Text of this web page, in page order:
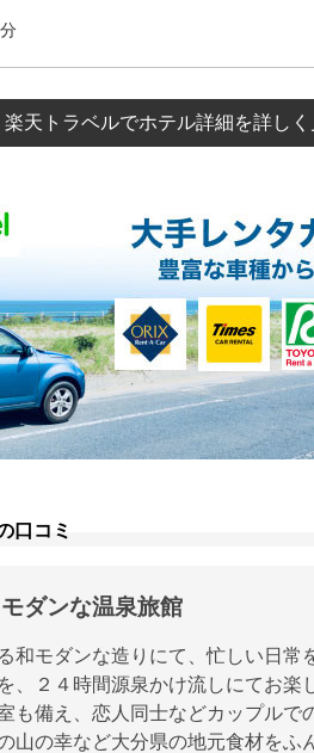
楽天トラベルでホテル詳細を詳しく
口コミ
ダンな温泉旅館
和モダンな造りにて、忙しい日常
、２４時間源泉かけ流しにてお楽
も備え、恋人同士などカップルで
山の幸など大分県の地元食材をふ